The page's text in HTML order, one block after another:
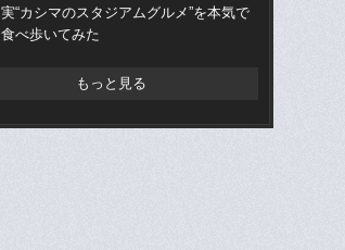
実“カシマのスタジアムグルメ”を本気で
食べ歩いてみた
もっと見る